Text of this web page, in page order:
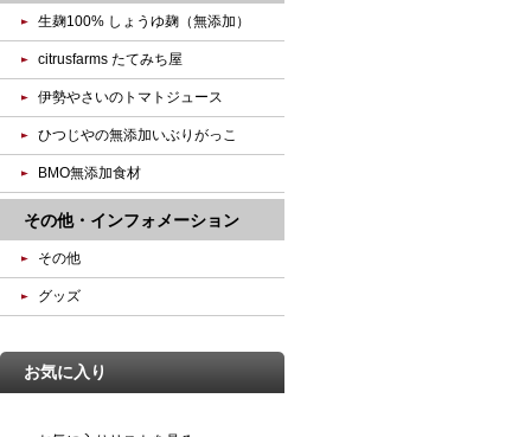
生麹100% しょうゆ麹（無添加）
citrusfarms たてみち屋
伊勢やさいのトマトジュース
ひつじやの無添加いぶりがっこ
BMO無添加食材
その他・インフォメーション
その他
グッズ
お気に入り